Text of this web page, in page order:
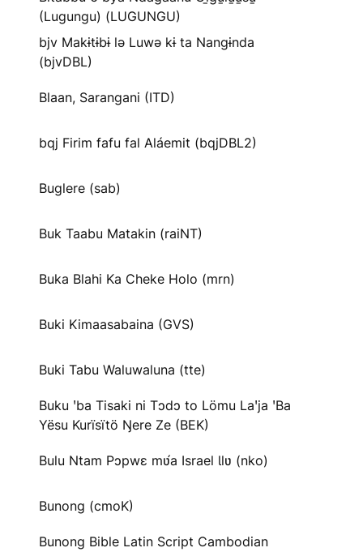
(Lugungu) (LUGUNGU)
bjv Makɨtɨbɨ lə Luwə kɨ ta Nangɨnda
(bjvDBL)
Blaan, Sarangani (ITD)
bqj Firim fafu fal Aláemit (bqjDBL2)
Buglere (sab)
Buk Taabu Matakin (raiNT)
Buka Blahi Ka Cheke Holo (mrn)
Buki Kimaasabaina (GVS)
Buki Tabu Waluwaluna (tte)
Buku ꞌba Tisaki ni Tɔdɔ to Lömu Laꞌja ꞌBa
Yësu Kurïsïtö Ŋere Ze (BEK)
Bulu Ntam Pɔpwɛ mʋ́a Israel Ɩlʋ (nko)
Bunong (cmoK)
Bunong Bible Latin Script Cambodian